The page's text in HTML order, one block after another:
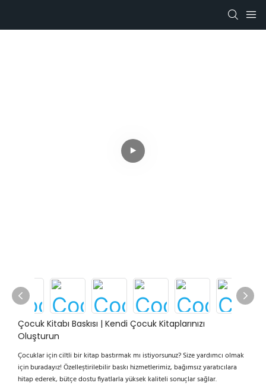
Çocuk Kitabı Baskısı | Kendi Çocuk Kitaplarınızı
Oluşturun
Çocuklar için ciltli bir kitap bastırmak mı istiyorsunuz? Size yardımcı olmak
için buradayız! Özelleştirilebilir baskı hizmetlerimiz, bağımsız yaratıcılara
hitap ederek, bütçe dostu fiyatlarla yüksek kaliteli sonuçlar sağlar.